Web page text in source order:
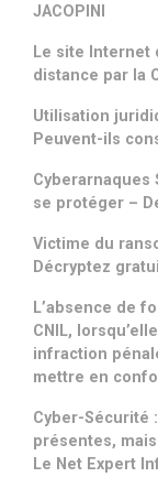
JACOPINI
Le site Internet
distance par la
Utilisation
Peuvent-ils
Cyberarnaques
se protéger –
Victime du
Décryptez
L’absence de
CNIL,
infraction
mettre en
Cyber-Sécurité
présentes,
Le Net Expert